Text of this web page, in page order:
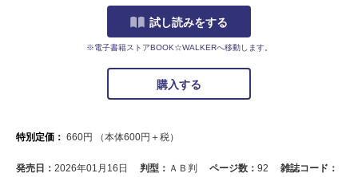
試し読みをする
※電子書籍ストアBOOK☆WALKERへ移動します。
購入する
特別定価： 660円 （本体600円＋税）
発売日： 2026年01月16日 判型： ＡＢ判 ページ数： 92
雑誌コード：